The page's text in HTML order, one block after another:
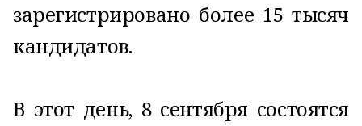
зарегистрировано более 15 тысяч
кандидатов.
В этот день, 8 сентября состоятся